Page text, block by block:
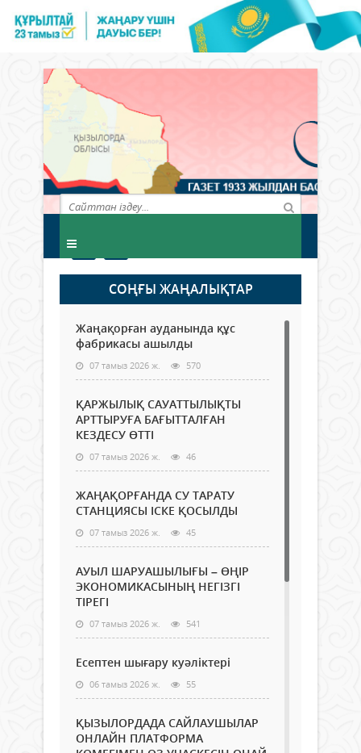
СОҢҒЫ ЖАҢАЛЫҚТАР
Жаңақорған ауданында құс
фабрикасы ашылды
07 тамыз 2026 ж. 570
ҚАРЖЫЛЫҚ САУАТТЫЛЫҚТЫ
АРТТЫРУҒА БАҒЫТТАЛҒАН
КЕЗДЕСУ ӨТТІ
07 тамыз 2026 ж. 46
ЖАҢАҚОРҒАНДА СУ ТАРАТУ
СТАНЦИЯСЫ ІСКЕ ҚОСЫЛДЫ
07 тамыз 2026 ж. 45
АУЫЛ ШАРУАШЫЛЫҒЫ – ӨҢІР
ЭКОНОМИКАСЫНЫҢ НЕГІЗГІ
ТІРЕГІ
07 тамыз 2026 ж. 541
Есептен шығару куәліктері
06 тамыз 2026 ж. 55
ҚЫЗЫЛОРДАДА САЙЛАУШЫЛАР
ОНЛАЙН ПЛАТФОРМА